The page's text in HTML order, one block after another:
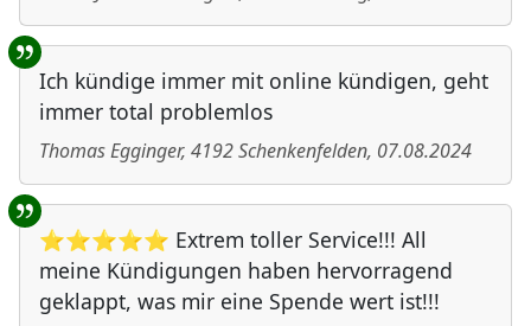
Ich kündige immer mit online kündigen, geht
immer total problemlos
Thomas Egginger, 4192Schenkenfelden, 07.08.2024
⭐⭐⭐⭐⭐ Extrem toller Service!!! All
meine Kündigungen haben hervorragend
geklappt, was mir eine Spende wert ist!!!